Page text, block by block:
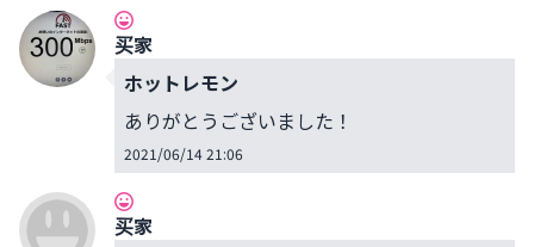
买家
ホットレモン
ありがとうございました！
2021/06/14 21:06
买家